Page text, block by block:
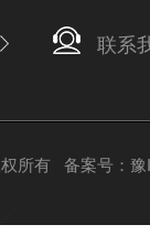
联系
权所有 备案号：